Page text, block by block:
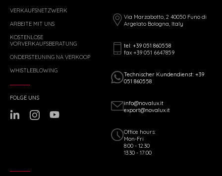
VERKAUFSNETZWERK
ARBEITE MIT UNS
KOSTENLOSE
VORVERKAUFSBERATUNG
ONDERSTEUNING NA VERKOOP
WHISTLEBLOWING
Via Marzabotto, 2 40050 Funo di
Argelato Bologna, Italy
tel: +39 051 860558
fax +39 051 6647859
Technischer Kundendienst: +39
051 860558
info@novalux.it
export@novalux.it
Office hours:
Mon-Fri
8:00 - 12:30
13:30 - 17:00
FOLGE UNS